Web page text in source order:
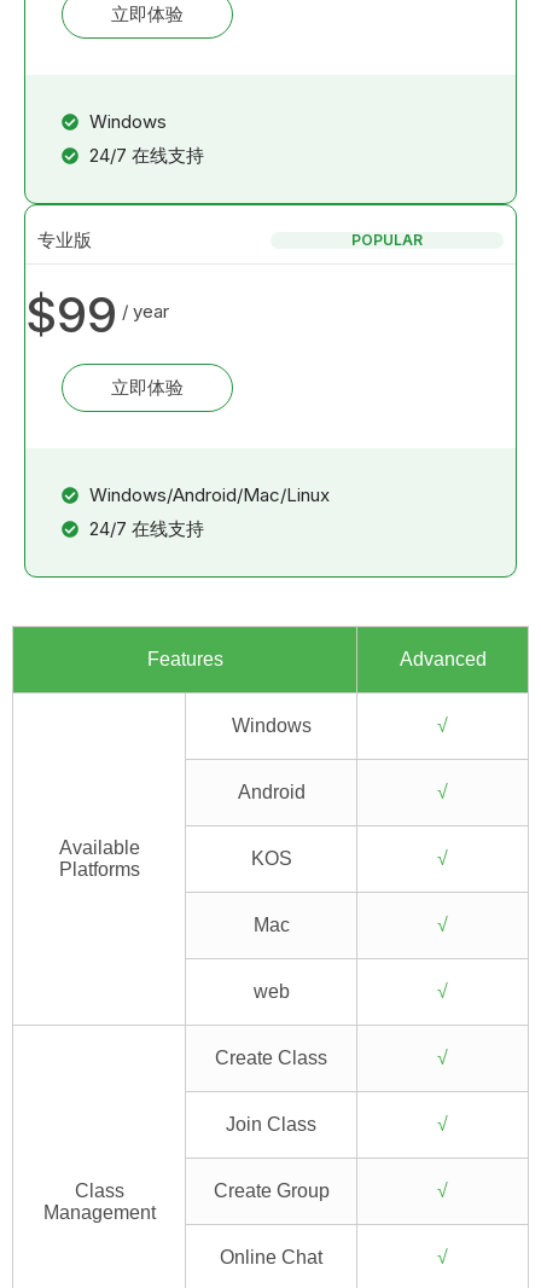
立即体验
Windows
24/7 在线支持
专业版 POPULAR
$99 / year
立即体验
Windows/Android/Mac/Linux
24/7 在线支持
Features Advanced
Available
Platforms
Windows √
Android √
KOS √
Mac √
web √
Class
Management
Create Class √
Join Class √
Create Group √
Online Chat √